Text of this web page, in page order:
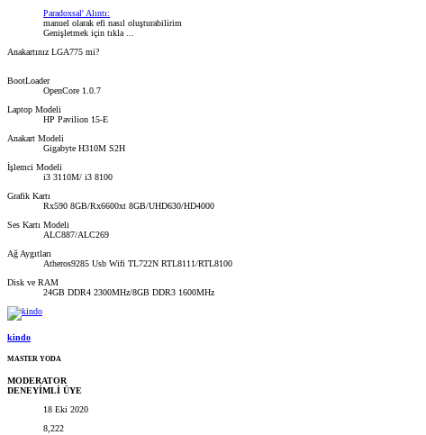
Paradoxsal' Alıntı:
manuel olarak efi nasıl oluşturabilirim
Genişletmek için tıkla ...
Anakartınız LGA775 mi?
BootLoader
OpenCore 1.0.7
Laptop Modeli
HP Pavilion 15-E
Anakart Modeli
Gigabyte H310M S2H
İşlemci Modeli
i3 3110M/ i3 8100
Grafik Kartı
Rx590 8GB/Rx6600xt 8GB/UHD630/HD4000
Ses Kartı Modeli
ALC887/ALC269
Ağ Aygıtları
Atheros9285 Usb Wifi TL722N RTL8111/RTL8100
Disk ve RAM
24GB DDR4 2300MHz/8GB DDR3 1600MHz
kindo
MASTER YODA
MODERATOR
DENEYİMLİ ÜYE
18 Eki 2020
8,222